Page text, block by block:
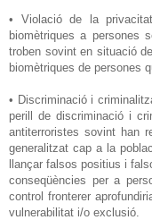
• Violació de la
biomètriques a persones
troben sovint en situació
biomètriques de persones
• Discriminació i
perill de discriminació i
antiterroristes sovint han
generalitzat cap a la
llançar falsos positius i
conseqüències per a
control fronterer
vulnerabilitat i/o exclusió.